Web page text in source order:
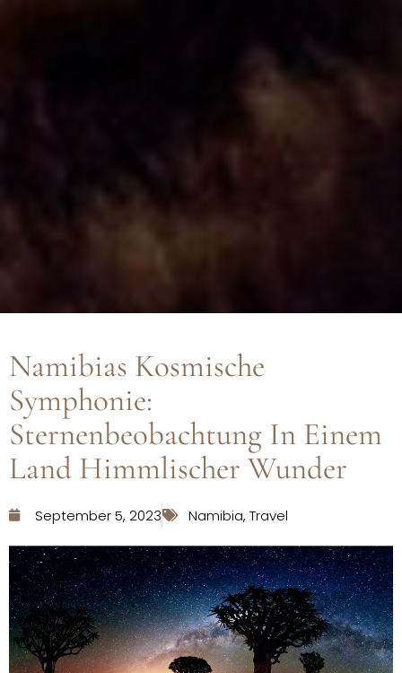
Namibias Kosmische
Symphonie:
Sternenbeobachtung In Einem
Land Himmlischer Wunder
September 5, 2023 Namibia, Travel